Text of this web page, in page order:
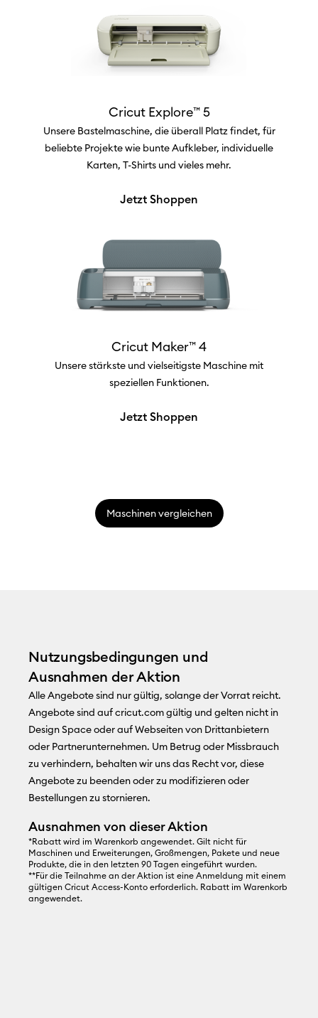
Cricut Explore™ 5
Unsere Bastelmaschine, die überall Platz findet, für
beliebte Projekte wie bunte Aufkleber, individuelle
Karten, T-Shirts und vieles mehr.
Jetzt Shoppen
Cricut Maker™ 4
Unsere stärkste und vielseitigste Maschine mit
speziellen Funktionen.
Jetzt Shoppen
Maschinen vergleichen
Nutzungsbedingungen und
Ausnahmen der Aktion
Alle Angebote sind nur gültig, solange der Vorrat reicht.
Angebote sind aufcricut.comgültig und gelten nicht in
Design Space oder auf Webseiten von Drittanbietern
oder Partnerunternehmen. Um Betrug oder Missbrauch
zu verhindern, behalten wir uns das Recht vor, diese
Angebote zu beenden oder zu modifizieren oder
Bestellungen zu stornieren.
Ausnahmen von dieser Aktion
*Rabatt wird im Warenkorb angewendet. Gilt nicht für
Maschinen und Erweiterungen, Großmengen, Pakete und neue
Produkte, die in den letzten 90 Tagen eingeführt wurden.
**Für die Teilnahme an der Aktion ist eine Anmeldung mit einem
gültigen Cricut Access-Konto erforderlich. Rabatt im Warenkorb
angewendet.